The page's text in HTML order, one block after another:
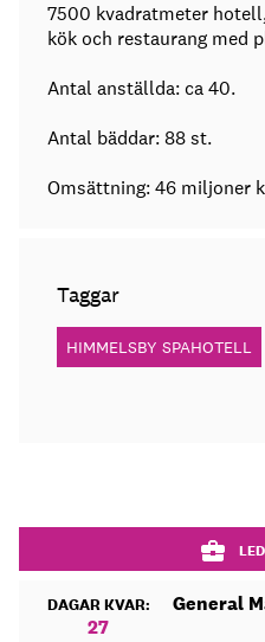
7500 kvadratmeter
kök och restaurang med
Antal anställda: ca 40.
Antal bäddar: 88 st.
Omsättning: 46 miljoner
Taggar
HIMMELSBY SPAHOTELL
DAGAR KVAR:
27
General